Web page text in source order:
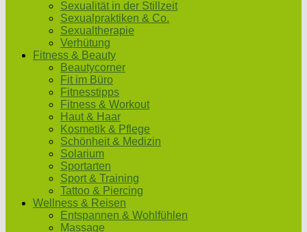
Sexualität in der Stillzeit
Sexualpraktiken & Co.
Sexualtherapie
Verhütung
Fitness & Beauty
Beautycorner
Fit im Büro
Fitnesstipps
Fitness & Workout
Haut & Haar
Kosmetik & Pflege
Schönheit & Medizin
Solarium
Sportarten
Sport & Training
Tattoo & Piercing
Wellness & Reisen
Entspannen & Wohlfühlen
Massage